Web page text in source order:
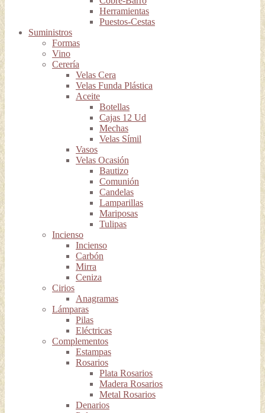
Herramientas
Puestos-Cestas
Suministros
Formas
Vino
Cerería
Velas Cera
Velas Funda Plástica
Aceite
Botellas
Cajas 12 Ud
Mechas
Velas Símil
Vasos
Velas Ocasión
Bautizo
Comunión
Candelas
Lamparillas
Mariposas
Tulipas
Incienso
Incienso
Carbón
Mirra
Ceniza
Cirios
Anagramas
Lámparas
Pilas
Eléctricas
Complementos
Estampas
Rosarios
Plata Rosarios
Madera Rosarios
Metal Rosarios
Denarios